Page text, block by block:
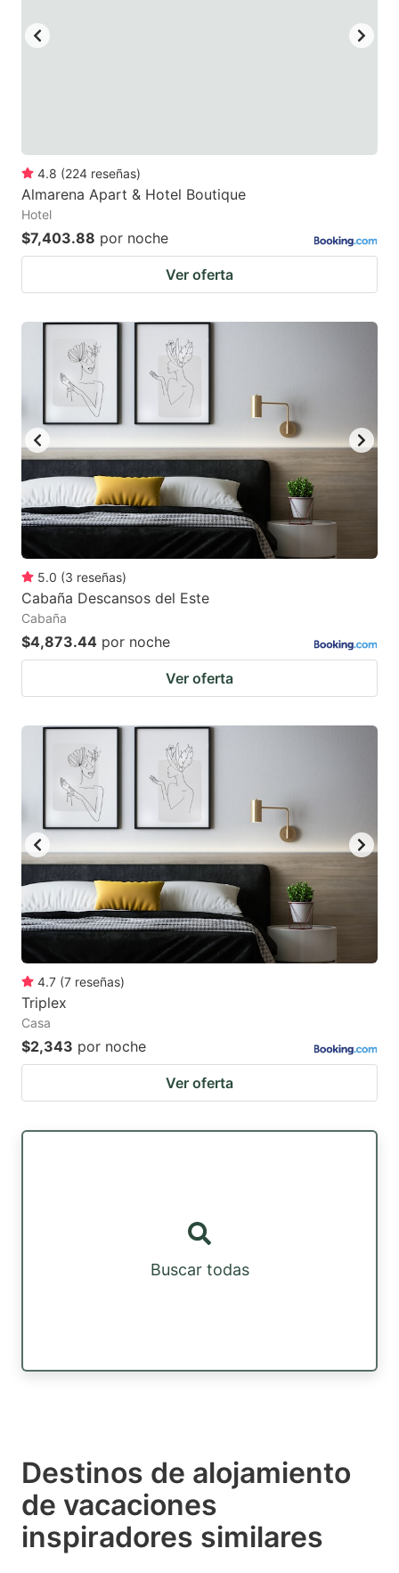
4.8 (224 reseñas)
Almarena Apart & Hotel Boutique
Hotel
$7,403.88 por noche
Ver oferta
5.0 (3 reseñas)
Cabaña Descansos del Este
Cabaña
$4,873.44 por noche
Ver oferta
4.7 (7 reseñas)
Triplex
Casa
$2,343 por noche
Ver oferta
Buscar todas
Destinos de alojamiento
de vacaciones
inspiradores similares